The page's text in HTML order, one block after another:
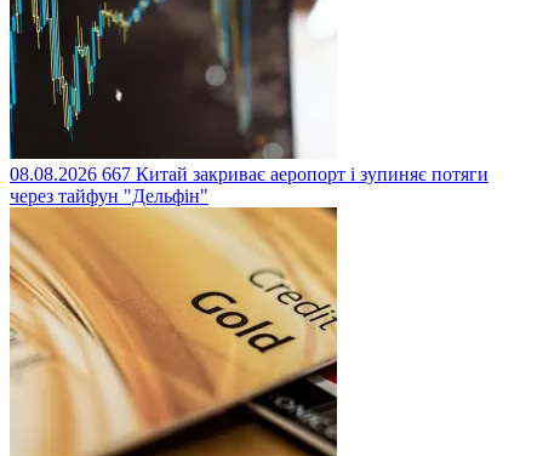
08.08.2026 667 Китай закриває аеропорт і зупиняє потяги
через тайфун "Дельфін"